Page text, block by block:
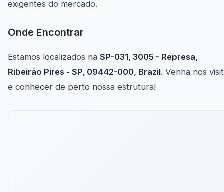
exigentes do mercado.
Onde Encontrar
Estamos localizados na SP-031, 3005 - Represa,
Ribeirão Pires - SP, 09442-000, Brazil. Venha nos
e conhecer de perto nossa estrutura!